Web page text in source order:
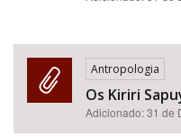
Antropologia
Os Kiriri
Adicionado:31 de